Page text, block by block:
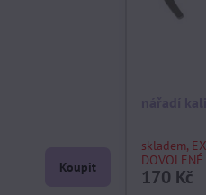
Koupit
skladem,
170 Kč